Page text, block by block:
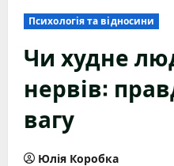
Психологія та відносини
Чи худне
нервів:
вагу
Юлія Коробка